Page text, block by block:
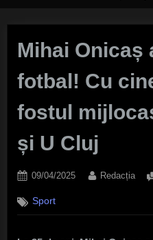
Mihai Onicaș
fotbal! Cu
fostul
și U Cluj
Posted
09/04/2025 By
Redacția
Sport